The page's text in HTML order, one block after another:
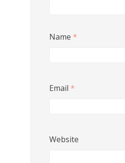
Name *
Email *
Website